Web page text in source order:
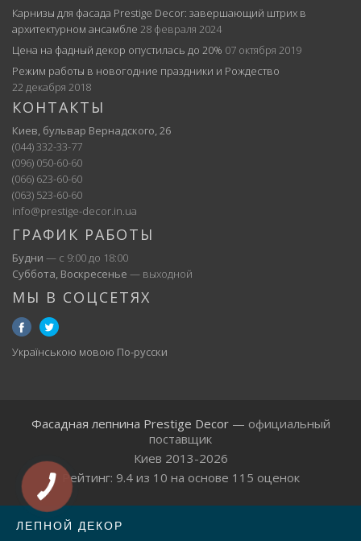
Карнизы для фасада Prestige Decor: завершающий штрих в
архитектурном ансамбле 28 февраля 2024
Цена на фадный декор опустилась до 20% 07 октября 2019
Режим работы в новогодние праздники и Рождество
22 декабря 2018
КОНТАКТЫ
Киев, бульвар Вернадского, 26
(044) 332-33-77
(096) 050-60-60
(066) 623-60-60
(063) 523-60-60
info@prestige-decor.in.ua
ГРАФИК РАБОТЫ
Будни — с 9:00 до 18:00
Суббота, Воскресенье — выходной
МЫ В СОЦСЕТЯХ
Українською мовою По-русски
Фасадная лепнина Prestige Decor— официальный
поставщик
Киев 2013-2026
Рейтинг: 9.4из 10 на основе 115 оценок
ЛЕПНОЙ ДЕКОР